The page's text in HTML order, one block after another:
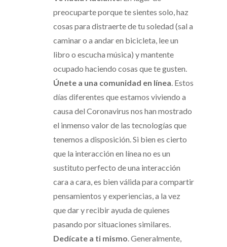
preocuparte porque te sientes solo, haz
cosas para distraerte de tu soledad (sal a
caminar o a andar en bicicleta, lee un
libro o escucha música) y mantente
ocupado haciendo cosas que te gusten.
Únete a una comunidad en línea. Estos
días diferentes que estamos viviendo a
causa del Coronavirus nos han mostrado
el inmenso valor de las tecnologías que
tenemos a disposición. Si bien es cierto
que la interacción en línea no es un
sustituto perfecto de una interacción
cara a cara, es bien válida para compartir
pensamientos y experiencias, a la vez
que dar y recibir ayuda de quienes
pasando por situaciones similares.
Dedícate a ti mismo. Generalmente,